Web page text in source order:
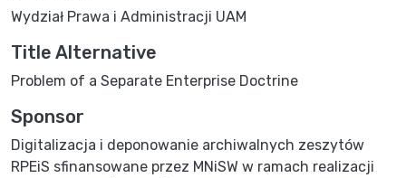
Wydział Prawa i Administracji UAM
Title Alternative
Problem of a Separate Enterprise Doctrine
Sponsor
Digitalizacja i deponowanie archiwalnych zeszytów
RPEiS sfinansowane przez MNiSW w ramach realizacji